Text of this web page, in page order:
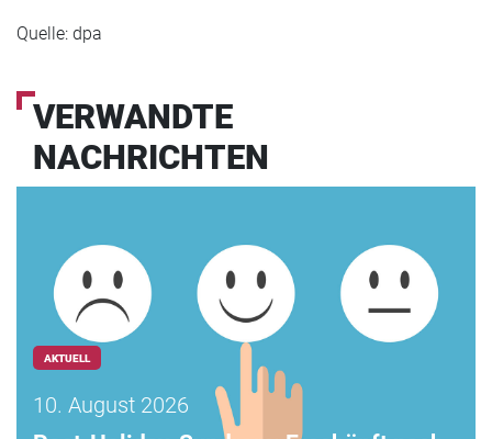
Quelle: dpa
VERWANDTE
NACHRICHTEN
AKTUELL
10. August 2026